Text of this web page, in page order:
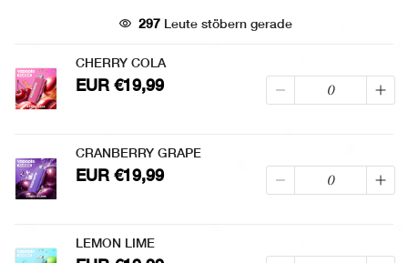
297Leute stöbern gerade
CHERRY COLA
EUR €19,99
CRANBERRY GRAPE
EUR €19,99
LEMON LIME